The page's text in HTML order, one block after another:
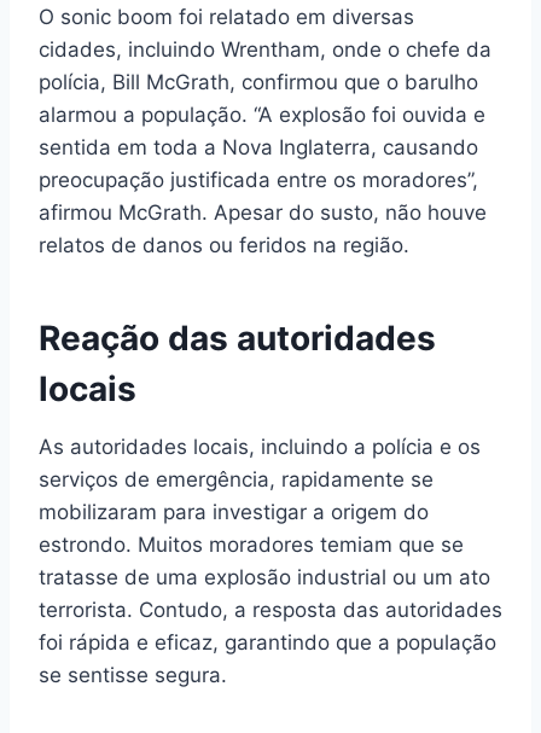
O sonic boom foi relatado em diversas
cidades, incluindo Wrentham, onde o chefe da
polícia, Bill McGrath, confirmou que o barulho
alarmou a população. “A explosão foi ouvida e
sentida em toda a Nova Inglaterra, causando
preocupação justificada entre os moradores”,
afirmou McGrath. Apesar do susto, não houve
relatos de danos ou feridos na região.
Reação das autoridades
locais
As autoridades locais, incluindo a polícia e os
serviços de emergência, rapidamente se
mobilizaram para investigar a origem do
estrondo. Muitos moradores temiam que se
tratasse de uma explosão industrial ou um ato
terrorista. Contudo, a resposta das autoridades
foi rápida e eficaz, garantindo que a população
se sentisse segura.